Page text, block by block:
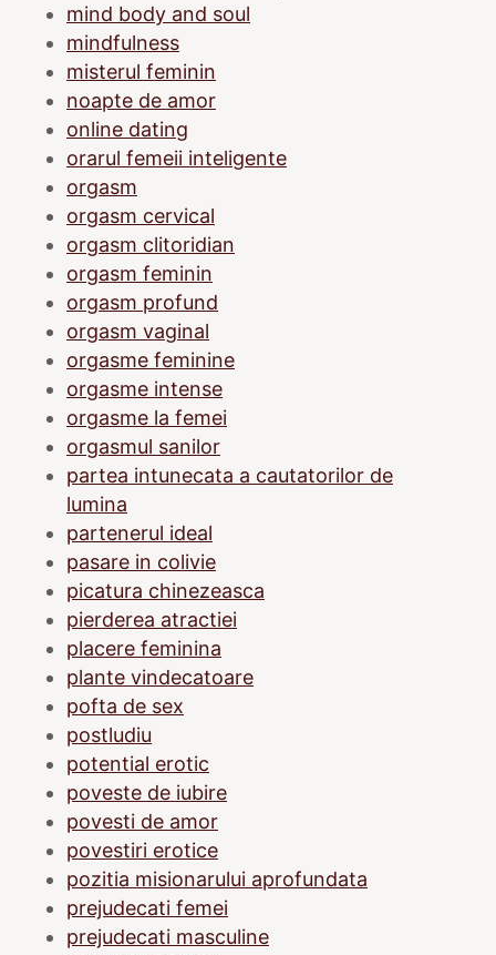
mind body and soul
mindfulness
misterul feminin
noapte de amor
online dating
orarul femeii inteligente
orgasm
orgasm cervical
orgasm clitoridian
orgasm feminin
orgasm profund
orgasm vaginal
orgasme feminine
orgasme intense
orgasme la femei
orgasmul sanilor
partea intunecata a cautatorilor de
lumina
partenerul ideal
pasare in colivie
picatura chinezeasca
pierderea atractiei
placere feminina
plante vindecatoare
pofta de sex
postludiu
potential erotic
poveste de iubire
povesti de amor
povestiri erotice
pozitia misionarului aprofundata
prejudecati femei
prejudecati masculine